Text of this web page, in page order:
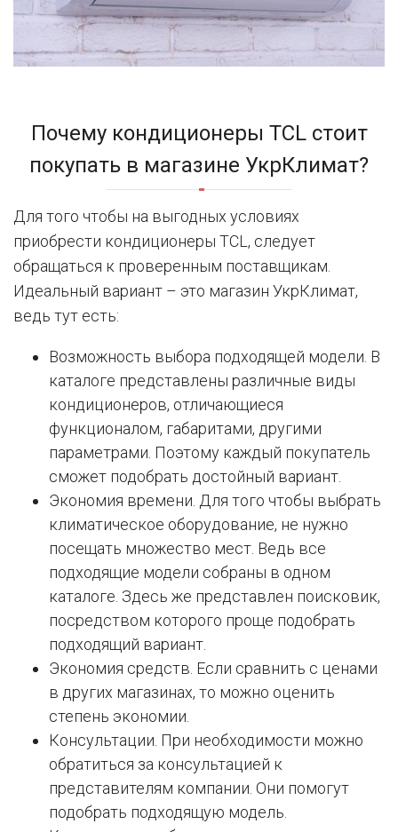
Почему кондиционеры TCL стоит
покупать в магазине УкрКлимат?
Для того чтобы на выгодных условиях
приобрести кондиционеры TCL, следует
обращаться к проверенным поставщикам.
Идеальный вариант – это магазин УкрКлимат,
ведь тут есть:
Возможность выбора подходящей модели. В
каталоге представлены различные виды
кондиционеров, отличающиеся
функционалом, габаритами, другими
параметрами. Поэтому каждый покупатель
сможет подобрать достойный вариант.
Экономия времени. Для того чтобы выбрать
климатическое оборудование, не нужно
посещать множество мест. Ведь все
подходящие модели собраны в одном
каталоге. Здесь же представлен поисковик,
посредством которого проще подобрать
подходящий вариант.
Экономия средств. Если сравнить с ценами
в других магазинах, то можно оценить
степень экономии.
Консультации. При необходимости можно
обратиться за консультацией к
представителям компании. Они помогут
подобрать подходящую модель.